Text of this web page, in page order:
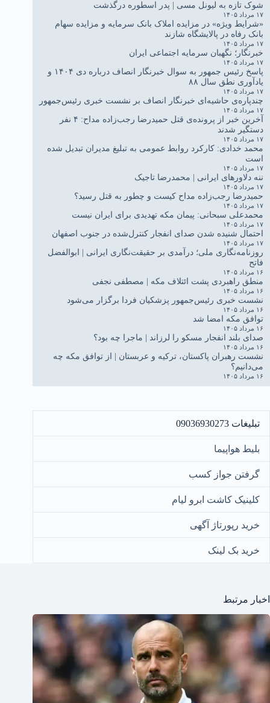
شوک تازه به لیونل مسی | پدر اسطوره درگذشت
۱۷ مرداد ۱۴۰۵
«شرایط ویژه» در مزایده املاک بانک سرمایه و مزایده سهام
بانک رفاه در پالایشگاه شازند
۱۷ مرداد ۱۴۰۵
خبرنگار؛ نگهبان سرمایه اجتماعی ایران
۱۷ مرداد ۱۴۰۵
پاسخ رئیس جمهور به سوال خبرنگار انصاف درباره دی ۱۴۰۴ و
یادآوری نطق سال ۸۸
۱۷ مرداد ۱۴۰۵
چندپاره‌ی حاشیه‌ای خبرنگار انصاف بر نشست خبری رئیس‌جمهور
۱۷ مرداد ۱۴۰۵
آخرین خبر از پرونده‌ی قتل حمیدرضا رجب‌زاده مداح: ۴ نفر
دستگیر شدند
۱۷ مرداد ۱۴۰۵
محمد خدادی: کارکرد روابط عمومی به تبلیغ مدیران تبدیل شده
است
۱۷ مرداد ۱۴۰۵
ننه دلاورهای ایرانی | محمدرضا تاجیک
۱۷ مرداد ۱۴۰۵
حمیدرضا رجب‌زاده مداح کیست و چطور به قتل رسید؟
۱۷ مرداد ۱۴۰۵
محمدعلی سبحانی: پیمان مکه تهدیدی برای ایران نیست
۱۷ مرداد ۱۴۰۵
احتمال شنیده شدن صدای انفجار کنترل‌شده در جنوب اصفهان
۱۷ مرداد ۱۴۰۵
روزنامه‌نگاری ملی؛ درآمدی بر حقیقت‌نگاری ایرانی | ابوالفضل
فاتح
۱۶ مرداد ۱۴۰۵
منطق راهبردی پشت ائتلاف مکه | مصطفی نجفی
۱۶ مرداد ۱۴۰۵
نشست خبری رئیس‌جمهور پزشکیان فردا برگزار می‌شود
۱۶ مرداد ۱۴۰۵
توافق مکه امضا شد
۱۶ مرداد ۱۴۰۵
صدای بلند انفجار مسکو را لرزاند | ماجرا چه بود؟
۱۶ مرداد ۱۴۰۵
نشست رهبران پاکستان، ترکیه و عربستان | از توافق مکه چه
می‌دانیم؟
۱۶ مرداد ۱۴۰۵
تبلیغات 09036930273
بلیط هواپیما
گرفتن جواز کسب
کلینیک کاشت ابرو لیام
خرید رپورتاژ آگهی
خرید بک لینک
اخبار مرتبط